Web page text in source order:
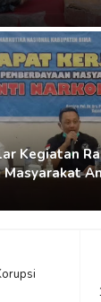
Kegiatan
Masyarakat